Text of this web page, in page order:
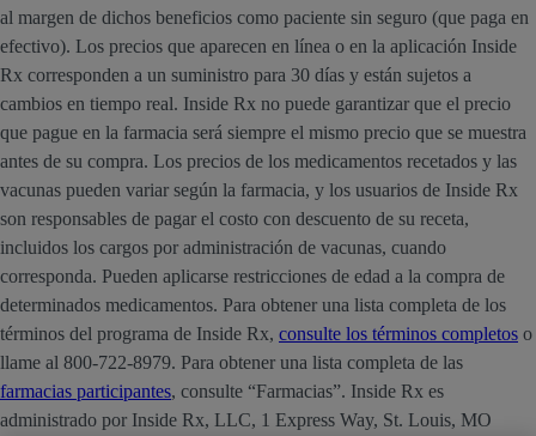
al margen de dichos beneficios como paciente sin seguro (que paga en
efectivo). Los precios que aparecen en línea o en la aplicación Inside
Rx corresponden a un suministro para 30 días y están sujetos a
cambios en tiempo real. Inside Rx no puede garantizar que el precio
que pague en la farmacia será siempre el mismo precio que se muestra
antes de su compra. Los precios de los medicamentos recetados y las
vacunas pueden variar según la farmacia, y los usuarios de Inside Rx
son responsables de pagar el costo con descuento de su receta,
incluidos los cargos por administración de vacunas, cuando
corresponda. Pueden aplicarse restricciones de edad a la compra de
determinados medicamentos. Para obtener una lista completa de los
términos del programa de Inside Rx, consulte los términos completos o
llame al 800-722-8979. Para obtener una lista completa de las
farmacias participantes, consulte “Farmacias”. Inside Rx es
administrado por Inside Rx, LLC, 1 Express Way, St. Louis, MO